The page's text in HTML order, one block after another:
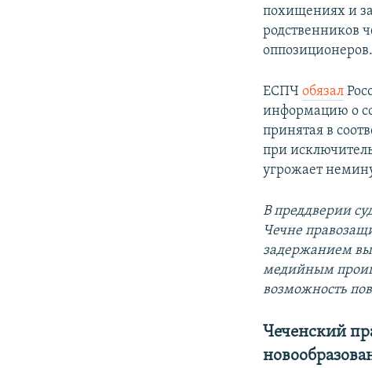
похищениях и
родственников
ЕСПЧобязал
информацию о
принятая в
при
угрожает
В преддверии
Чечне
задержанием
медийным
возможность
Чеченский